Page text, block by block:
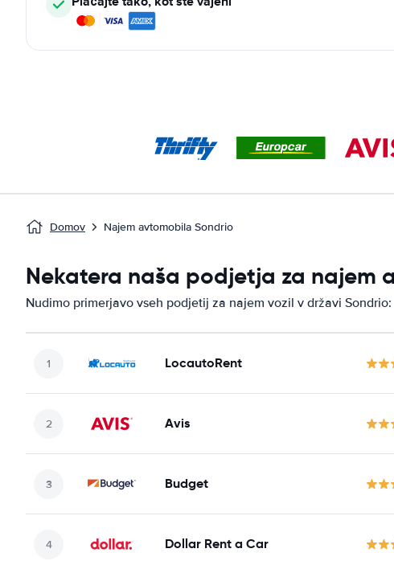
Domov Najem avtomobila Sondrio
Nekatera naša podjetja za najem
Nudimo primerjavo vseh podjetij za najem vozil v državi Sondrio:
LocautoRent
Avis
Budget
Dollar Rent a Car